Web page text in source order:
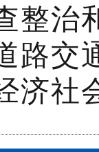
整治
路交
济社